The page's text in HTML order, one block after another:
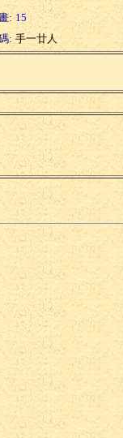
: 15
: 手一廿人